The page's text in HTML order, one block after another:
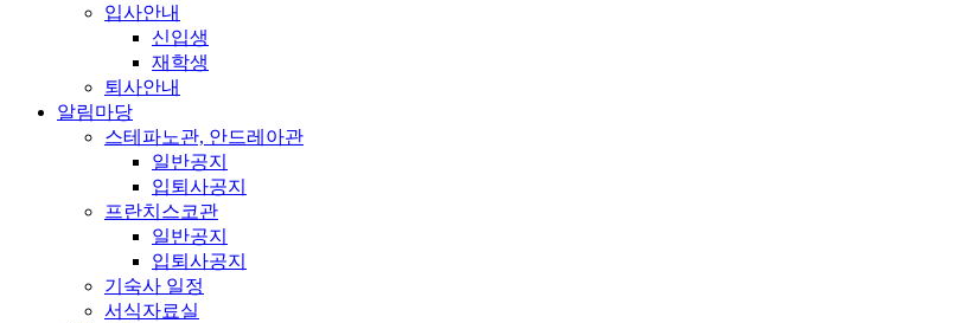
입사안내
신입생
재학생
퇴사안내
알림마당
스테파노관, 안드레아관
일반공지
입퇴사공지
프란치스코관
일반공지
입퇴사공지
기숙사 일정
서식자료실